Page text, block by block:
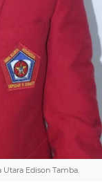
Edison Tamba.